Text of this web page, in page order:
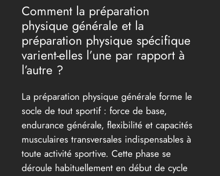
Comment la préparation
physique générale et la
préparation physique spécifique
varient-elles l’une par rapport à
l’autre ?
La préparation physique générale forme le
socle de tout sportif : force de base,
endurance générale, flexibilité et capacités
musculaires transversales indispensables à
toute activité sportive. Cette phase se
déroule habituellement en début de cycle